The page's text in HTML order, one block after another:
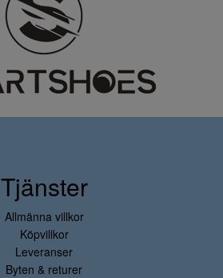
Tjänster
Allmänna villkor
Köpvillkor
Leveranser
Byten & returer